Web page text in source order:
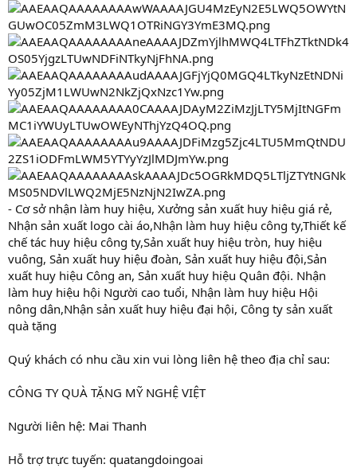
- Cơ sở nhận làm huy hiệu, Xưởng sản xuất huy hiệu giá rẻ,
Nhận sản xuất logo cài áo,Nhận làm huy hiệu công ty,Thiết kế
chế tác huy hiệu công ty,Sản xuất huy hiệu tròn, huy hiệu
vuông, Sản xuất huy hiệu đoàn, Sản xuất huy hiệu đội,Sản
xuất huy hiệu Công an, Sản xuất huy hiệu Quân đội. Nhận
làm huy hiệu hội Người cao tuổi, Nhận làm huy hiệu Hội
nông dân,Nhận sản xuất huy hiệu đại hội, Công ty sản xuất
quà tặng
Quý khách có nhu cầu xin vui lòng liên hệ theo địa chỉ sau:
CÔNG TY QUÀ TẶNG MỸ NGHỆ VIỆT
Người liên hệ: Mai Thanh
Hỗ trợ trực tuyến: quatangdoingoai